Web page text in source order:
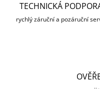
TECHNICKÁ
rychlý záruční a pozáruční